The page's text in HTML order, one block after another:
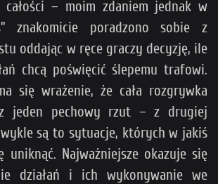
całości – moim zdaniem jednak w
znakomicie poradzono sobie z
oddając w ręce graczy decyzję, ile
chcą poświęcić ślepemu trafowi.
się wrażenie, że cała rozgrywka
jeden pechowy rzut – z drugiej
są to sytuacje, których w jakiś
uniknąć. Najważniejsze okazuje się
działań i ich wykonywanie we